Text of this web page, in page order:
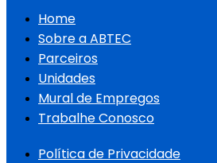
Home
Sobre a ABTEC
Parceiros
Unidades
Mural de Empregos
Trabalhe Conosco
Política de Privacidade